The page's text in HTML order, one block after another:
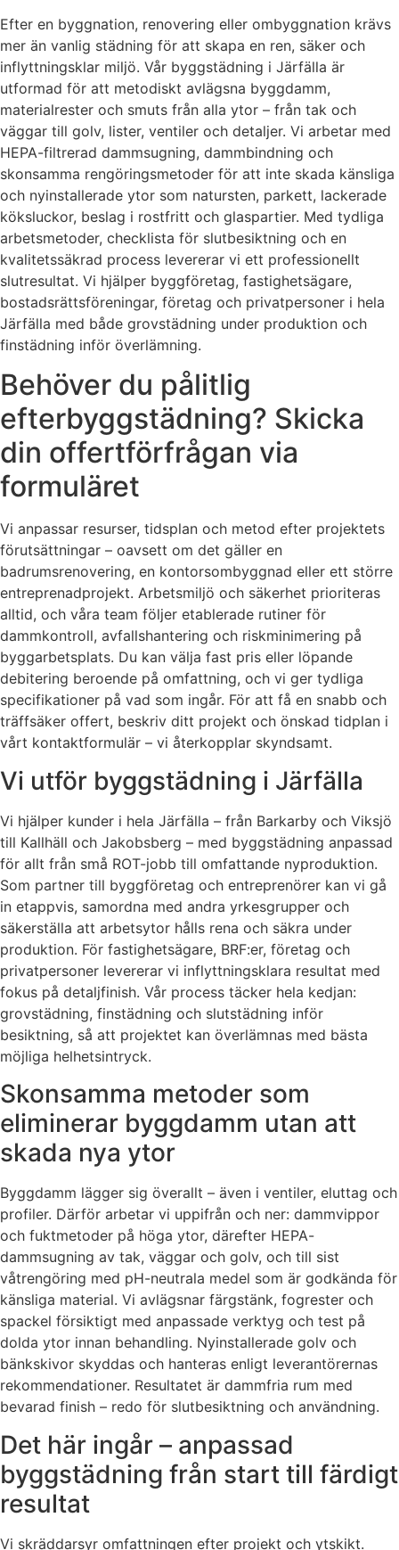
Efter en byggnation, renovering eller ombyggnation krävs
mer än vanlig städning för att skapa en ren, säker och
inflyttningsklar miljö. Vår byggstädning i Järfälla är
utformad för att metodiskt avlägsna byggdamm,
materialrester och smuts från alla ytor – från tak och
väggar till golv, lister, ventiler och detaljer. Vi arbetar med
HEPA-filtrerad dammsugning, dammbindning och
skonsamma rengöringsmetoder för att inte skada känsliga
och nyinstallerade ytor som natursten, parkett, lackerade
köksluckor, beslag i rostfritt och glaspartier. Med tydliga
arbetsmetoder, checklista för slutbesiktning och en
kvalitetssäkrad process levererar vi ett professionellt
slutresultat. Vi hjälper byggföretag, fastighetsägare,
bostadsrättsföreningar, företag och privatpersoner i hela
Järfälla med både grovstädning under produktion och
finstädning inför överlämning.
Behöver du pålitlig
efterbyggstädning? Skicka
din offertförfrågan via
formuläret
Vi anpassar resurser, tidsplan och metod efter projektets
förutsättningar – oavsett om det gäller en
badrumsrenovering, en kontorsombyggnad eller ett större
entreprenadprojekt. Arbetsmiljö och säkerhet prioriteras
alltid, och våra team följer etablerade rutiner för
dammkontroll, avfallshantering och riskminimering på
byggarbetsplats. Du kan välja fast pris eller löpande
debitering beroende på omfattning, och vi ger tydliga
specifikationer på vad som ingår. För att få en snabb och
träffsäker offert, beskriv ditt projekt och önskad tidplan i
vårt kontaktformulär – vi återkopplar skyndsamt.
Vi utför byggstädning i Järfälla
Vi hjälper kunder i hela Järfälla – från Barkarby och Viksjö
till Kallhäll och Jakobsberg – med byggstädning anpassad
för allt från små ROT-jobb till omfattande nyproduktion.
Som partner till byggföretag och entreprenörer kan vi gå
in etappvis, samordna med andra yrkesgrupper och
säkerställa att arbetsytor hålls rena och säkra under
produktion. För fastighetsägare, BRF:er, företag och
privatpersoner levererar vi inflyttningsklara resultat med
fokus på detaljfinish. Vår process täcker hela kedjan:
grovstädning, finstädning och slutstädning inför
besiktning, så att projektet kan överlämnas med bästa
möjliga helhetsintryck.
Skonsamma metoder som
eliminerar byggdamm utan att
skada nya ytor
Byggdamm lägger sig överallt – även i ventiler, eluttag och
profiler. Därför arbetar vi uppifrån och ner: dammvippor
och fuktmetoder på höga ytor, därefter HEPA-
dammsugning av tak, väggar och golv, och till sist
våtrengöring med pH-neutrala medel som är godkända för
känsliga material. Vi avlägsnar färgstänk, fogrester och
spackel försiktigt med anpassade verktyg och test på
dolda ytor innan behandling. Nyinstallerade golv och
bänkskivor skyddas och hanteras enligt leverantörernas
rekommendationer. Resultatet är dammfria rum med
bevarad finish – redo för slutbesiktning och användning.
Det här ingår – anpassad
byggstädning från start till färdigt
resultat
Vi skräddarsyr omfattningen efter projekt och ytskikt.